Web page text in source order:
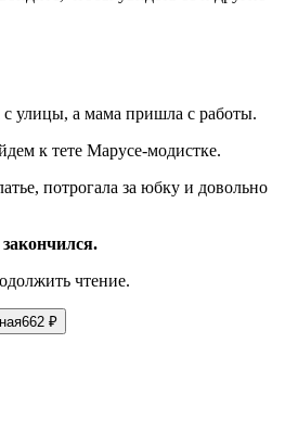
с улицы, а мама пришла с работы.
к тете Марусе-модистке.
потрогала за юбку и довольно
чтение.
662 ₽